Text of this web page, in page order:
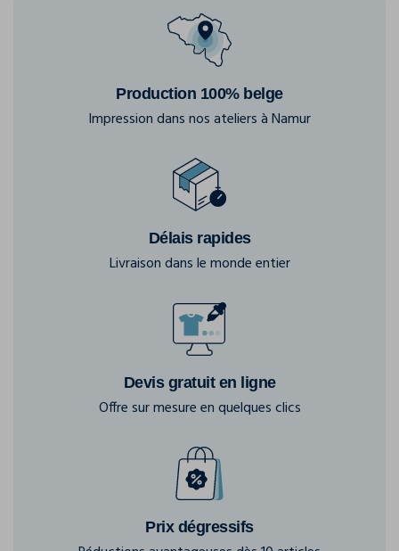
Production 100% belge
Impression dans nos ateliers à Namur
Délais rapides
Livraison dans le monde entier
Devis gratuit en ligne
Offre sur mesure en quelques clics
Prix dégressifs